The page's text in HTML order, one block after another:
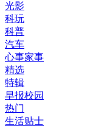
光影
科玩
科普
汽车
心事家事
精选
特辑
早报校园
热门
生活贴士